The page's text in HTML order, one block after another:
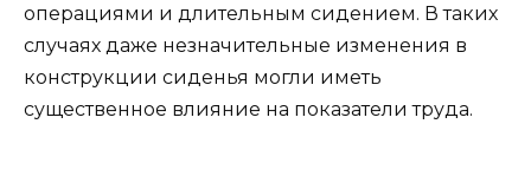
операциями и длительным сидением. В таких
случаях даже незначительные изменения в
конструкции сиденья могли иметь
существенное влияние на показатели труда.